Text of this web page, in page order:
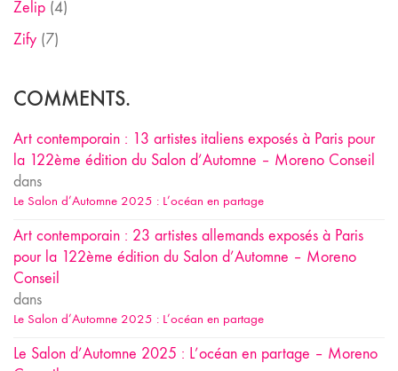
Zelip (4)
Zify (7)
COMMENTS.
Art contemporain : 13 artistes italiens exposés à Paris pour
la 122ème édition du Salon d’Automne – Moreno Conseil
dans
Le Salon d’Automne 2025 : L’océan en partage
Art contemporain : 23 artistes allemands exposés à Paris
pour la 122ème édition du Salon d’Automne – Moreno
Conseil
dans
Le Salon d’Automne 2025 : L’océan en partage
Le Salon d’Automne 2025 : L’océan en partage – Moreno